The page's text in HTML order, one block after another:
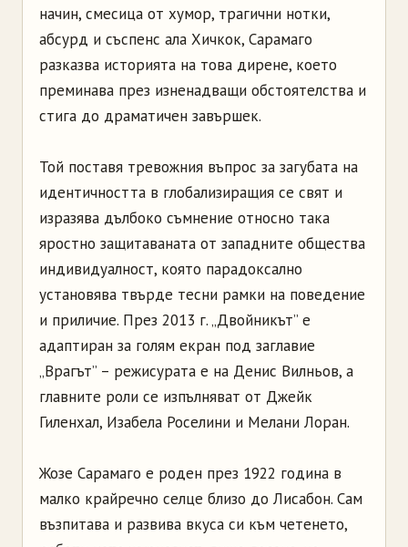
начин, смесица от хумор, трагични нотки,
абсурд и съспенс ала Хичкок, Сарамаго
разказва историята на това дирене, което
преминава през изненадващи обстоятелства и
стига до драматичен завършек.
Той поставя тревожния въпрос за загубата на
идентичността в глобализиращия се свят и
изразява дълбоко съмнение относно така
яростно защитаваната от западните общества
индивидуалност, която парадоксално
установява твърде тесни рамки на поведение
и приличие. През 2013 г. „Двойникът” е
адаптиран за голям екран под заглавие
„Врагът” – режисурата е на Денис Вилньов, а
главните роли се изпълняват от Джейк
Гиленхал, Изабела Роселини и Мелани Лоран.
Жозе Сарамаго е роден през 1922 година в
малко крайречно селце близо до Лисабон. Сам
възпитава и развива вкуса си към четенето,